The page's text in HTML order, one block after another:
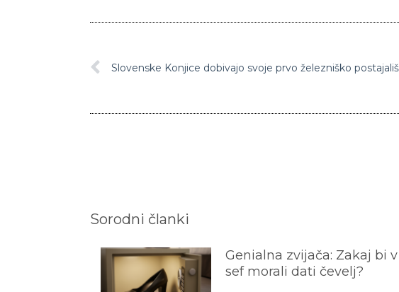
Slovenske Konjice dobivajo svoje prvo železniško
Sorodni članki
Genialna zvijača: Zakaj bi
sef morali dati čevelj?